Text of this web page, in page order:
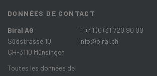
DONNÉES DE CONTACT
Biral AG
Südstrasse 10
CH-3110 Münsingen
Toutes les données de
T +41 (0) 31 720 90 00
info@biral.ch